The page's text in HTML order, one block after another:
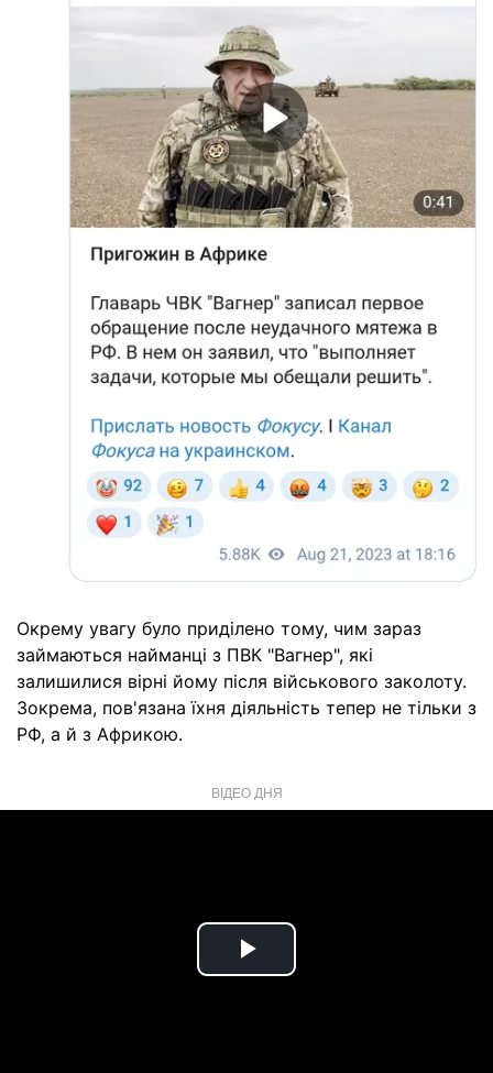
Окрему увагу було приділено тому, чим зараз
займаються найманці з ПВК "Вагнер", які
залишилися вірні йому після військового заколоту.
Зокрема, пов'язана їхня діяльність тепер не тільки з
РФ, а й з Африкою.
ВІДЕО ДНЯ
Play